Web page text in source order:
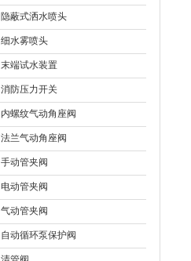
隐蔽式洒水喷头
细水雾喷头
末端试水装置
消防压力开关
内螺纹气动角座阀
法兰气动角座阀
手动管夹阀
电动管夹阀
气动管夹阀
自动循环泵保护阀